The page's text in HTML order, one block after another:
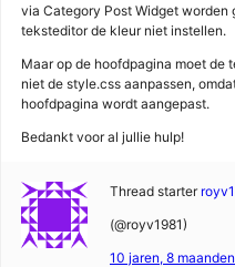
via Category Post Widget worden
teksteditor de kleur niet instellen.
Maar op de hoofdpagina moet de
niet de style.css aanpassen,
hoofdpagina wordt aangepast.
Bedankt voor al jullie hulp!
Thread starter
(@royv1981)
10 jaren, 8